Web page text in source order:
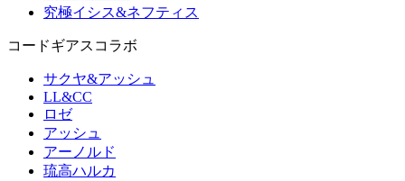
究極イシス&ネフティス
コードギアスコラボ
サクヤ&アッシュ
LL&CC
ロゼ
アッシュ
アーノルド
琉高ハルカ